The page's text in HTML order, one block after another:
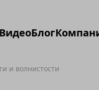
ВидеоБлог
и волнистости